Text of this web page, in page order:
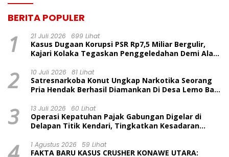
BERITA POPULER
1 21 Juli 2026 699 Lihat
Kasus Dugaan Korupsi PSR Rp7,5 Miliar Bergulir,
Kajari Kolaka Tegaskan Penggeledahan Demi Alat
2 10 Juli 2026 81 Lihat
Satresnarkoba Konut Ungkap Narkotika Seorang
Pria Hendak Berhasil Diamankan Di Desa Lemo Bajo
3 13 Juli 2026 60 Lihat
Operasi Kepatuhan Pajak Gabungan Digelar di
Delapan Titik Kendari, Tingkatkan Kesadaran
1 Agustus 2026 59 Lihat
FAKTA BARU KASUS CRUSHER KONAWE UTARA: